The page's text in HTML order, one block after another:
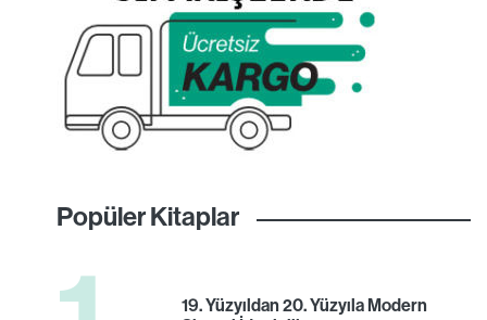
Popüler Kitaplar
19. Yüzyıldan 20. Yüzyıla Modern